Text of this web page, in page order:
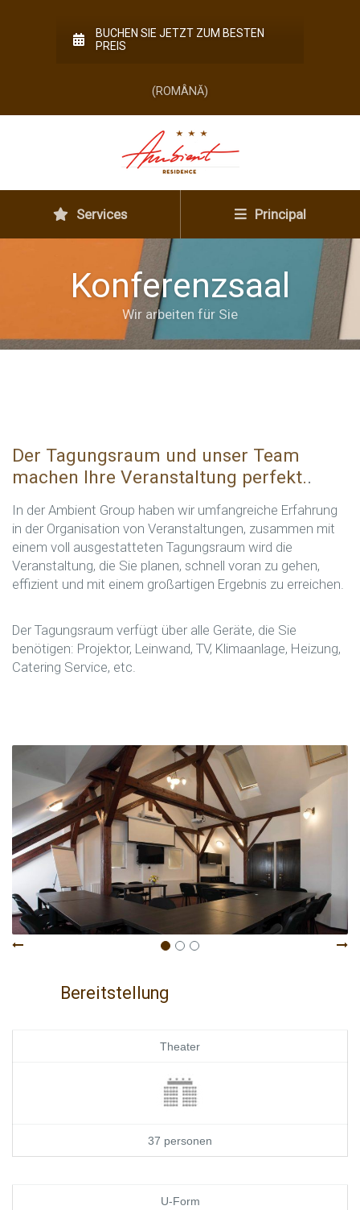
BUCHEN SIE JETZT ZUM BESTEN
PREIS
(ROMÂNĂ)
Services Principal
Konferenzsaal
Wir arbeiten für Sie
Der Tagungsraum und unser Team
machen Ihre Veranstaltung perfekt..
In der Ambient Group haben wir umfangreiche Erfahrung
in der Organisation von Veranstaltungen, zusammen mit
einem voll ausgestatteten Tagungsraum wird die
Veranstaltung, die Sie planen, schnell voran zu gehen,
effizient und mit einem großartigen Ergebnis zu erreichen.
Der Tagungsraum verfügt über alle Geräte, die Sie
benötigen: Projektor, Leinwand, TV, Klimaanlage, Heizung,
Catering Service, etc.
Bereitstellung
Theater
37 personen
U-Form